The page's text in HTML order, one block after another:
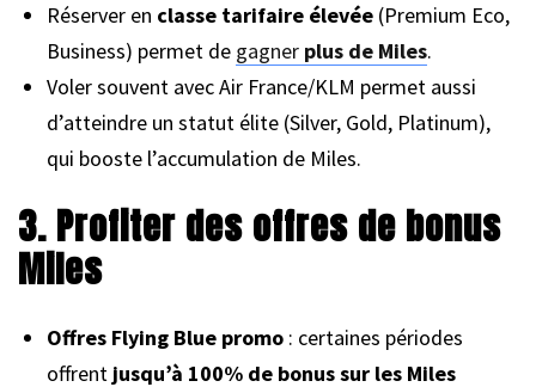
Réserver en classe tarifaire élevée (Premium Eco,
Business) permet de gagner plus de Miles.
Voler souvent avec Air France/KLM permet aussi
d’atteindre un statut élite (Silver, Gold, Platinum),
qui booste l’accumulation de Miles.
3. Profiter des offres de bonus
Miles
Offres Flying Blue promo : certaines périodes
offrent jusqu’à 100% de bonus sur les Miles